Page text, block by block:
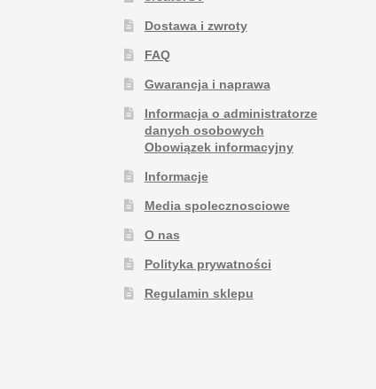
Dostawa i zwroty
FAQ
Gwarancja i naprawa
Informacja o administratorze
danych osobowych
Obowiązek informacyjny
Informacje
Media spolecznosciowe
O nas
Polityka prywatności
Regulamin sklepu